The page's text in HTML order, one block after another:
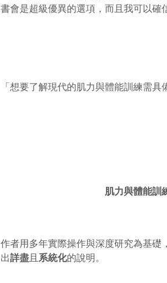
書會是超級優異的選項，而且我可以確
「想要了解現代的肌力與體能訓練需
肌力與體能訓
作者用多年實際操作與深度研究為基礎
出詳盡 且 系統化的說明。